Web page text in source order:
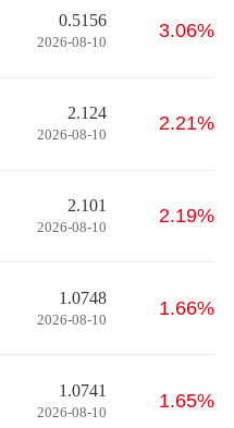
0.5156
2026-08-10
3.06%
2.124
2026-08-10
2.21%
2.101
2026-08-10
2.19%
1.0748
2026-08-10
1.66%
1.0741
2026-08-10
1.65%